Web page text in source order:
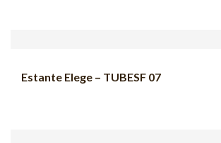
Estante Elege – TUBESF 07